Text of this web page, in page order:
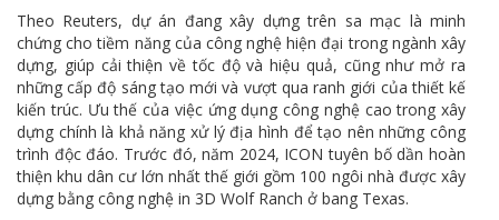
Theo Reuters, dự án đang xây dựng trên sa mạc là minh
chứng cho tiềm năng của công nghệ hiện đại trong ngành xây
dựng, giúp cải thiện về tốc độ và hiệu quả, cũng như mở ra
những cấp độ sáng tạo mới và vượt qua ranh giới của thiết kế
kiến trúc. Ưu thế của việc ứng dụng công nghệ cao trong xây
dựng chính là khả năng xử lý địa hình để tạo nên những công
trình độc đáo. Trước đó, năm 2024, ICON tuyên bố dần hoàn
thiện khu dân cư lớn nhất thế giới gồm 100 ngôi nhà được xây
dựng bằng công nghệ in 3D Wolf Ranch ở bang Texas.